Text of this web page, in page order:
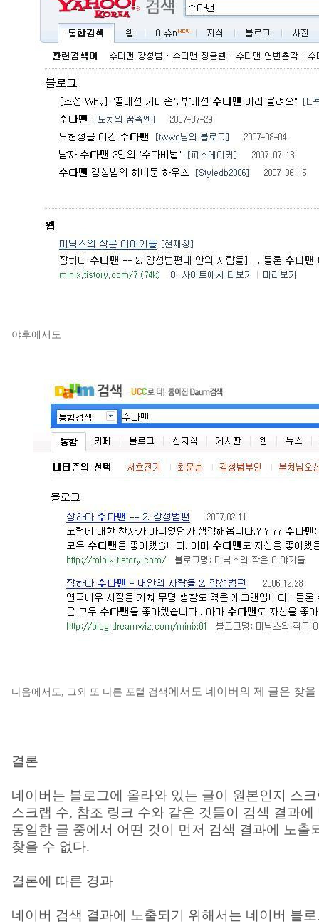
야후에서도
다음에서도, 그외 또 다른 포털 검색 에서도 네이버의 제 글은 찾
결론
네이버는 블로그에 올라와 있는 글이 원본인지 스
스크랩 수, 참조 링크 수와 같은 것들이 검색 결과
동일한 글 중에서 어떤 것이 먼저 검색 결과에 노출
찾을 수 없다.
결론에 따른 경과
네이버 검색 결과에 노출되기 위해서는 네이버 블